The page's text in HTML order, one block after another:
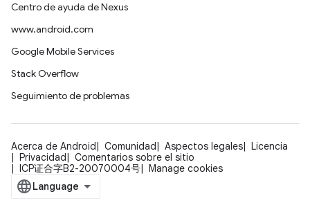
Centro de ayuda de Nexus
www.android.com
Google Mobile Services
Stack Overflow
Seguimiento de problemas
Acerca de Android Comunidad Aspectos legales
Licencia
Privacidad
Comentarios sobre el sitio
ICP证合字B2-20070004号
Manage cookies